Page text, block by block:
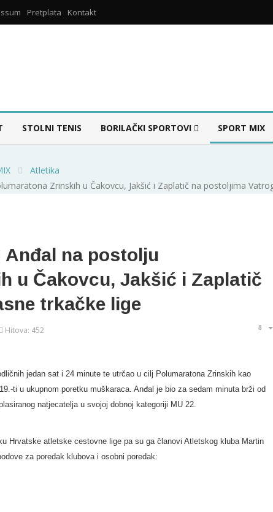
Pretplata Kontakt
STOLNI TENIS BORILAČKI SPORTOVI SPORT MIX
Atletika
Zrinskih u Čakovcu, Jakšić i Zaplatič na postoljima
Anđal na postolju
u Čakovcu, Jakšić i Zaplatič
trkačke lige
Hitova: 452
jedan sat i 24 minute te utrčao u cilj Polumaratona Zrinskih kao
ti u ukupnom poretku muškaraca. Anđal je bio za sedam minuta brži od
natjecatelja u svojoj dobnoj kategoriji MU 22.
Hrvatske atletske cestovne lige pa su ga članovi Atletskog kluba Martin
za poredak klubova i osobni poredak: